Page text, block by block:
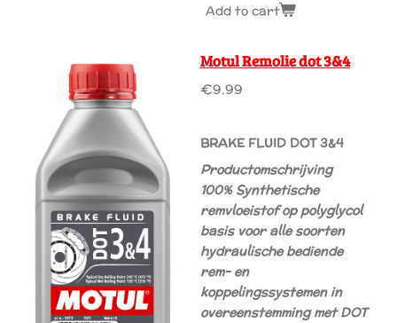
Add to cart
Motul Remolie dot 3&4
€9.99
BRAKE FLUID DOT 3&4
Productomschrijving
100% Synthetische
remvloeistof op polyglycol
basis voor alle soorten
hydraulische bediende
rem- en
koppelingssystemen in
overeenstemming met DOT